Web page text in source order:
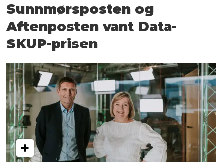
Sunnmørsposten og
Aftenposten vant Data-
SKUP-prisen